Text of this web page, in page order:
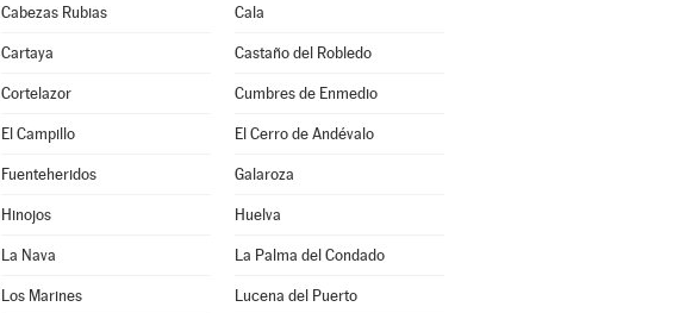
Cabezas Rubias Cala
Cartaya Castaño del Robledo
Cortelazor Cumbres de Enmedio
El Campillo El Cerro de Andévalo
Fuenteheridos Galaroza
Hinojos Huelva
La Nava La Palma del Condado
Los Marines Lucena del Puerto